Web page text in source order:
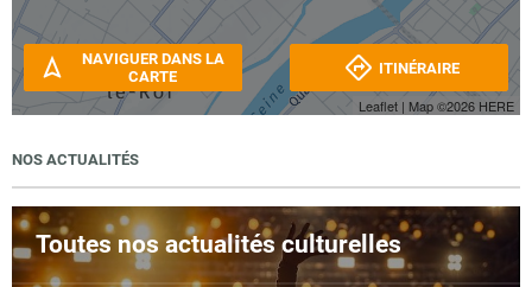
Leaflet | Map ©2026 HERE
NAVIGUER DANS LA
CARTE
ITINÉRAIRE
NOS ACTUALITÉS
Toutes nos actualités culturelles